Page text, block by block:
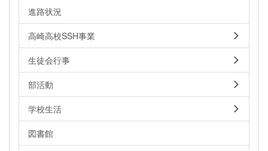
進路状況
高崎高校SSH事業
生徒会行事
部活動
学校生活
図書館